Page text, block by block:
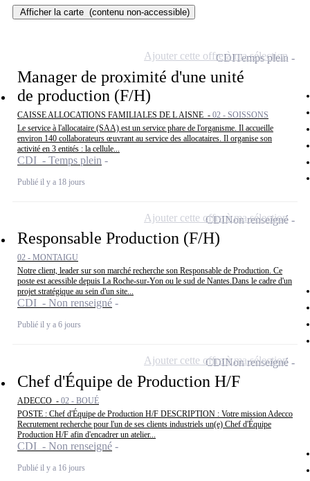
Afficher la carte (contenu non-accessible)
Manager de proximité d'une unité
de production (F/H)
CAISSE ALLOCATIONS FAMILIALES DE L AISNE - 02 - SOISSONS
Le service à l'allocataire (SAA) est un service phare de l'organisme. Il accueille
environ 140 collaborateurs œuvrant au service des allocataires. Il organise son
activité en 3 entités : la cellule...
CDI - Temps plein
Publié il y a 18 jours
CDITemps plein
Ajouter cette offre à ma sélection
Responsable Production (F/H)
02 - MONTAIGU
Notre client, leader sur son marché recherche son Responsable de Production. Ce
poste est acessible depuis La Roche-sur-Yon ou le sud de Nantes.Dans le cadre d'un
projet stratégique au sein d'un site...
CDI - Non renseigné
Publié il y a 6 jours
CDINon renseigné
Ajouter cette offre à ma sélection
Chef d'Équipe de Production H/F
ADECCO - 02 - BOUÉ
POSTE : Chef d'Équipe de Production H/F DESCRIPTION : Votre mission Adecco
Recrutement recherche pour l'un de ses clients industriels un(e) Chef d'Équipe
Production H/F afin d'encadrer un atelier...
CDI - Non renseigné
Publié il y a 16 jours
CDINon renseigné
Ajouter cette offre à ma sélection